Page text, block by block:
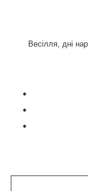
Весілля, дні